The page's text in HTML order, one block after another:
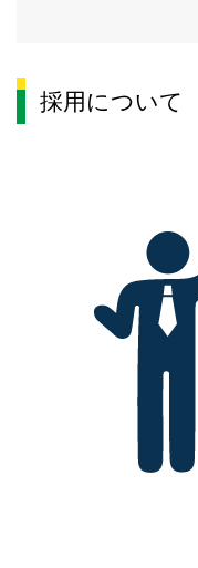
採用について